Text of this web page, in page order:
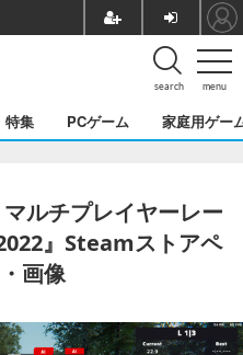
menu
search
特集 PCゲーム 家庭用ゲー
ルチプレイヤーレー
』Steamストアペ
画像